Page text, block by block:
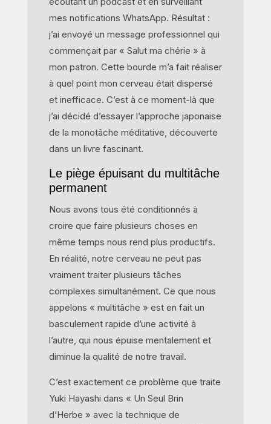
mes notifications WhatsApp. Résultat :
j’ai envoyé un message professionnel qui
commençait par « Salut ma chérie » à
mon patron. Cette bourde m’a fait réaliser
à quel point mon cerveau était dispersé
et inefficace. C’est à ce moment-là que
j’ai décidé d’essayer l’approche japonaise
de la monotâche méditative, découverte
dans un livre fascinant.
Le piège épuisant du multitâche
permanent
Nous avons tous été conditionnés à
croire que faire plusieurs choses en
même temps nous rend plus productifs.
En réalité, notre cerveau ne peut pas
vraiment traiter plusieurs tâches
complexes simultanément. Ce que nous
appelons « multitâche » est en fait un
basculement rapide d’une activité à
l’autre, qui nous épuise mentalement et
diminue la qualité de notre travail.
C’est exactement ce problème que traite
Yuki Hayashi dans « Un Seul Brin
d’Herbe » avec la technique de